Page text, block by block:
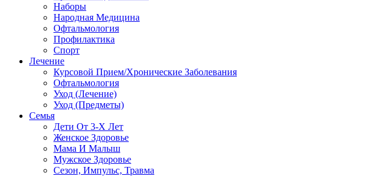
Наборы
Народная Медицина
Офтальмология
Профилактика
Спорт
Лечение
Курсовой Прием/Хронические Заболевания
Офтальмология
Уход (Лечение)
Уход (Предметы)
Семья
Дети От 3-Х Лет
Женское Здоровье
Мама И Малыш
Мужское Здоровье
Сезон, Импульс, Травма